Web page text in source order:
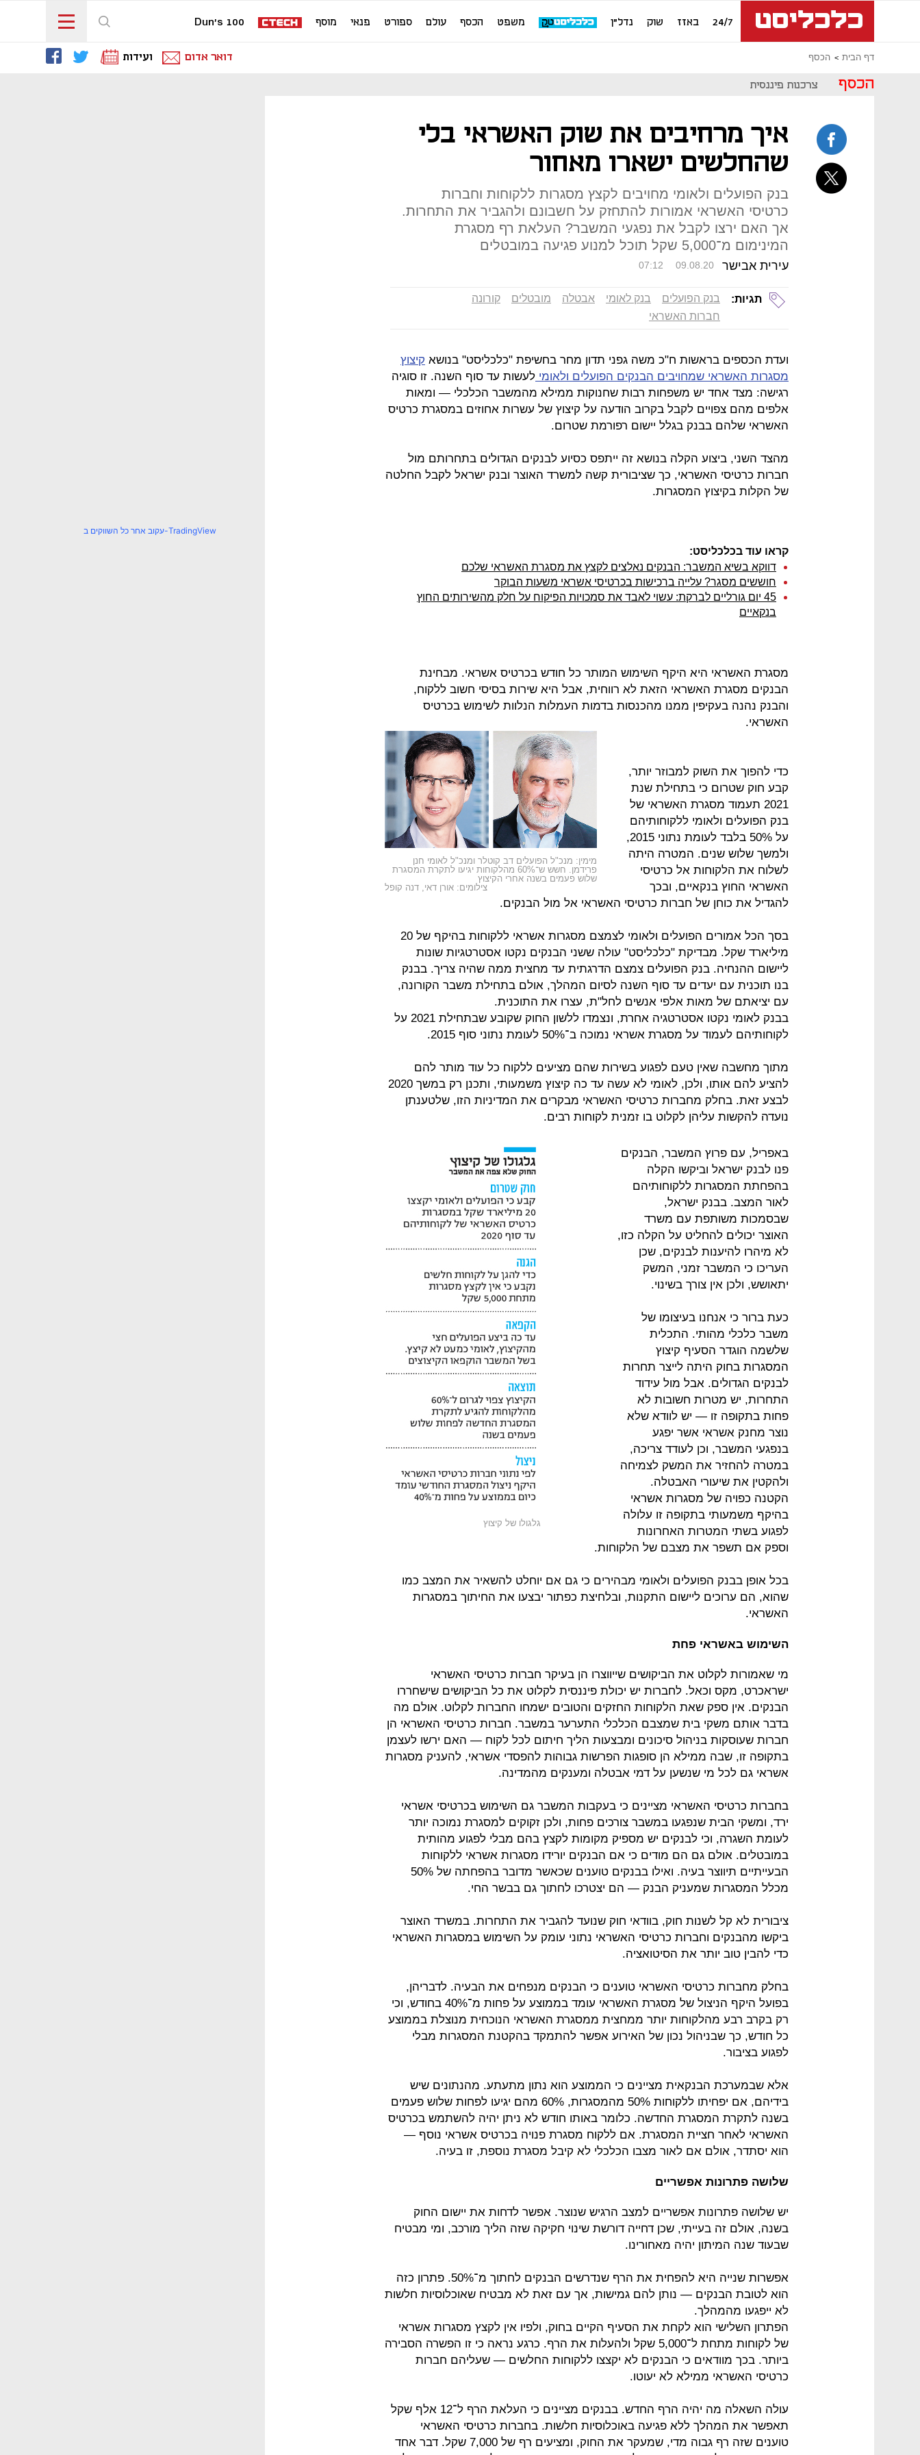
24/7 באזז שוק נדל"ן משפט הכסף עולם ספורט פנאי מוסף Dun's 100
דף הבית הכסף דואר אדום ועידות
הכסף צרכנות פיננסית
איך מרחיבים את שוק האשראי בלי
שהחלשים ישארו מאחור
בנק הפועלים ולאומי מחויבים לקצץ מסגרות ללקוחות וחברות
כרטיסי האשראי אמורות להתחזק על חשבונם ולהגביר את התחרות.
אך האם ירצו לקבל את נפגעי המשבר? העלאת רף מסגרת
המינימום מ־5,000 שקל תוכל למנוע פגיעה במובטלים
עירית אבישר 07:12 09.08.20
תגיות: בנק הפועלים בנק לאומי אבטלה מובטלים
קורונה
חברות האשראי
ועדת הכספים בראשות ח"כ משה גפני תדון מחר בחשיפת "כלכליסט" בנושא קיצוץ
מסגרות האשראי שמחויבים הבנקים הפועלים ולאומי לעשות עד סוף השנה. זו סוגיה
רגישה: מצד אחד יש משפחות רבות שחנוקות ממילא מהמשבר הכלכלי — ומאות
אלפים מהם צפויים לקבל בקרוב הודעה על קיצוץ של עשרות אחוזים במסגרת כרטיס
האשראי שלהם בבנק בגלל יישום רפורמת שטרום.
מהצד השני, ביצוע הקלה בנושא זה ייתפס כסיוע לבנקים הגדולים בתחרותם מול
חברות כרטיסי האשראי, כך שציבורית קשה למשרד האוצר ובנק ישראל לקבל החלטה
של הקלות בקיצוץ המסגרות.
קראו עוד בכלכליסט:
דווקא בשיא המשבר: הבנקים נאלצים לקצץ את מסגרת האשראי שלכם
חוששים מסגר? עלייה ברכישות בכרטיסי אשראי משעות הבוקר
45 יום גורליים לברקת: עשוי לאבד את סמכויות הפיקוח על חלק מהשירותים החוץ
בנקאיים
מסגרת האשראי היא היקף השימוש המותר כל חודש בכרטיס אשראי. מבחינת
הבנקים מסגרת האשראי הזאת לא רווחית, אבל היא שירות בסיסי חשוב ללקוח,
והבנק נהנה בעקיפין ממנו מהכנסות בדמות העמלות הנלוות לשימוש בכרטיס
האשראי.
מימין: מנכ"ל הפועלים דב קוטלר ומנכ"ל לאומי חנן
פרידמן. חשש ש־60% מהלקוחות יגיעו לתקרת המסגרת
שלוש פעמים בשנה אחרי הקיצוץ
צילומים: אורן דאי, דנה קופל
כדי להפוך את השוק למבוזר יותר,
קבע חוק שטרום כי בתחילת שנת
2021 תעמוד מסגרת האשראי של
בנק הפועלים ולאומי ללקוחותיהם
על 50% בלבד לעומת נתוני 2015,
ולמשך שלוש שנים. המטרה היתה
לשלוח את הלקוחות אל כרטיסי
האשראי החוץ בנקאיים, ובכך
להגדיל את כוחן של חברות כרטיסי האשראי אל מול הבנקים.
בסך הכל אמורים הפועלים ולאומי לצמצם מסגרות אשראי ללקוחות בהיקף של 20
מיליארד שקל. מבדיקת "כלכליסט" עולה ששני הבנקים נקטו אסטרטגיות שונות
ליישום ההנחיה. בנק הפועלים צמצם הדרגתית עד מחצית ממה שהיה צריך. בבנק
בנו תוכנית עם יעדים עד סוף השנה לסיום המהלך, אולם בתחילת משבר הקורונה,
עם יציאתם של מאות אלפי אנשים לחל"ת, עצרו את התוכנית.
בבנק לאומי נקטו אסטרטגיה אחרת, ונצמדו ללשון החוק שקובע שבתחילת 2021 על
לקוחותיהם לעמוד על מסגרת אשראי נמוכה ב־50% לעומת נתוני סוף 2015.
מתוך מחשבה שאין טעם לפגוע בשירות שהם מציעים ללקוח כל עוד מותר להם
להציע להם אותו, ולכן, לאומי לא עשה עד כה קיצוץ משמעותי, ותכנן רק במשך 2020
לבצע זאת. בחלק מחברות כרטיסי האשראי מבקרים את המדיניות הזו, שלטענתן
נועדה להקשות עליהן לקלוט בו זמנית לקוחות רבים.
גלגולו של קיצוץ
באפריל, עם פרוץ המשבר, הבנקים
פנו לבנק ישראל וביקשו הקלה
בהפחתת המסגרות ללקוחותיהם
לאור המצב. בבנק ישראל,
שבסמכות משותפת עם משרד
האוצר יכולים להחליט על הקלה כזו,
לא מיהרו להיענות לבנקים, שכן
העריכו כי המשבר זמני, המשק
יתאושש, ולכן אין צורך בשינוי.
כעת ברור כי אנחנו בעיצומו של
משבר כלכלי מהותי. התכלית
שלשמה הוגדר הסעיף קיצוץ
המסגרות בחוק היתה לייצר תחרות
לבנקים הגדולים. אבל מול עידוד
התחרות, יש מטרות חשובות לא
פחות בתקופה זו — יש לוודא שלא
נוצר מחנק אשראי אשר יפגע
בנפגעי המשבר, וכן לעודד צריכה,
במטרה להחזיר את המשק לצמיחה
ולהקטין את שיעורי האבטלה.
הקטנה כפויה של מסגרות אשראי
בהיקף משמעותי בתקופה זו עלולה
לפגוע בשתי המטרות האחרונות
וספק אם תשפר את מצבם של הלקוחות.
בכל אופן בבנק הפועלים ולאומי מבהירים כי גם אם יוחלט להשאיר את המצב כמו
שהוא, הם ערוכים ליישום התקנות, ובלחיצת כפתור יבצעו את החיתוך במסגרות
האשראי.
השימוש באשראי פחת
מי שאמורות לקלוט את הביקושים שייווצרו הן בעיקר חברות כרטיסי האשראי
ישראכרט, מקס וכאל. לחברות יש יכולת פיננסית לקלוט את כל הביקושים שישחררו
הבנקים. אין ספק שאת הלקוחות החזקים והטובים ישמחו החברות לקלוט. אולם מה
בדבר אותם משקי בית שמצבם הכלכלי התערער במשבר. חברות כרטיסי האשראי הן
חברות שעוסקות בניהול סיכונים ומבצעות הליך חיתום לכל לקוח — האם ירשו לעצמן
בתקופה זו, שבה ממילא הן סופגות הפרשות גבוהות להפסדי אשראי, להעניק מסגרות
אשראי גם לכל מי שנשען על דמי אבטלה ומענקים מהמדינה.
בחברות כרטיסי האשראי מציינים כי בעקבות המשבר גם השימוש בכרטיסי אשראי
ירד, ומשקי הבית שנפגעו במשבר צורכים פחות, ולכן זקוקים למסגרת נמוכה יותר
לעומת השגרה, וכי לבנקים יש מספיק מקומות לקצץ בהם מבלי לפגוע מהותית
במובטלים. אולם גם הם מודים כי אם הבנקים יורידו מסגרות אשראי ללקוחות
הבעייתיים תיווצר בעיה. ואילו בבנקים טוענים שכאשר מדובר בהפחתה של 50%
מכלל המסגרות שמעניק הבנק — הם יצטרכו לחתוך גם בבשר החי.
ציבורית לא קל לשנות חוק, בוודאי חוק שנועד להגביר את התחרות. במשרד האוצר
ביקשו מהבנקים וחברות כרטיסי האשראי נתוני עומק על השימוש במסגרות האשראי
כדי להבין טוב יותר את הסיטואציה.
בחלק מחברות כרטיסי האשראי טוענים כי הבנקים מנפחים את הבעיה. לדבריהן,
בפועל היקף הניצול של מסגרת האשראי עומד בממוצע על פחות מ־40% בחודש, וכי
רק בקרב רבע מהלקוחות יותר ממחצית ממסגרת האשראי הנוכחית מנוצלת בממוצע
כל חודש, כך שבניהול נכון של האירוע אפשר להתמקד בהקטנת המסגרות מבלי
לפגוע בציבור.
אלא שבמערכת הבנקאית מציינים כי הממוצע הוא נתון מתעתע. מהנתונים שיש
בידיהם, אם יפחיתו ללקוחות 50% מהמסגרות, 60% מהם יגיעו לפחות שלוש פעמים
בשנה לתקרת המסגרת החדשה. כלומר באותו חודש לא ניתן יהיה להשתמש בכרטיס
האשראי לאחר חציית המסגרת. אם ללקוח מסגרת פנויה בכרטיס אשראי נוסף —
הוא יסתדר, אולם אם לאור מצבו הכלכלי לא קיבל מסגרת נוספת, זו בעיה.
שלושה פתרונות אפשריים
יש שלושה פתרונות אפשריים למצב הרגיש שנוצר. אפשר לדחות את יישום החוק
בשנה, אולם זה בעייתי, שכן דחייה דורשת שינוי חקיקה שזה הליך מורכב, ומי מבטיח
שבעוד שנה המיתון יהיה מאחורינו.
אפשרות שנייה היא להפחית את הרף שנדרשים הבנקים לחתוך מ־50%. פתרון כזה
הוא לטובת הבנקים — נותן להם גמישות, אך עם זאת לא מבטיח שאוכלוסיות חלשות
לא ייפגעו מהמהלך.
הפתרון השלישי הוא לקחת את הסעיף הקיים בחוק, ולפיו אין לקצץ מסגרות אשראי
של לקוחות מתחת ל־5,000 שקל ולהעלות את הרף. כרגע נראה כי זו הפשרה הסבירה
ביותר. בכך מוודאים כי הבנקים לא יקצצו ללקוחות החלשים — שעליהם חברות
כרטיסי האשראי ממילא לא יעוטו.
עולה השאלה מה יהיה הרף החדש. בבנקים מציינים כי העלאת הרף ל־12 אלף שקל
תאפשר את המהלך ללא פגיעה באוכלוסיות חלשות. בחברות כרטיסי האשראי
טוענים שזה רף גבוה מדי, שמעקר את החוק, ומציעים רף של 7,000 שקל. דבר אחד
עקוב אחר כל השווקים ב-TradingView